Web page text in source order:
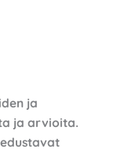
ja
ja arvioita.